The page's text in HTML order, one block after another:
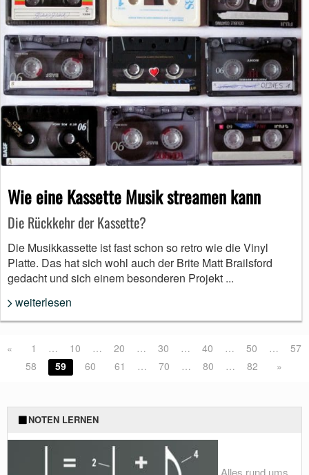
Wie eine Kassette Musik streamen kann
Die Rückkehr der Kassette?
Die Musikkassette ist fast schon so retro wie die Vinyl
Platte. Das hat sich wohl auch der Brite Matt Brailsford
gedacht und sich einem besonderen Projekt ...
weiterlesen
« 1 … 10 … 20 … 30 … 40 … 50 …
57
58
59 60 61 … 70 … 80 … 82 »
NOTEN LERNEN
Alles rund ums